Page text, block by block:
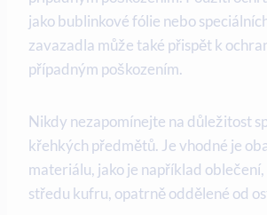
jako bublinkové fólie nebo
zavazadla může také přispět k
případným poškozením.
Nikdy nezapomínejte na důležitost
křehkých předmětů. Je vhodné je
materiálu, jako je například
středu kufru, opatrně oddělené od